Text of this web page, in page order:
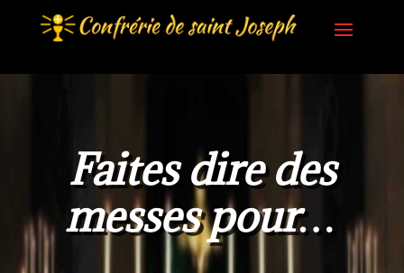
Faites dire des
messes pour…